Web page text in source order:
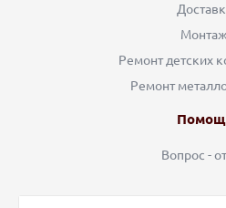
Монтаж
Ремонт детских
Ремонт
Вопрос -